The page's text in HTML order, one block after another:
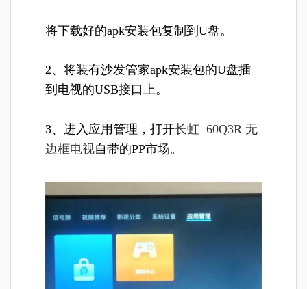
将下载好的apk安装包复制到U盘。
2、将装有沙发管家apk安装包的U盘插
到电视的USB接口上。
3、进入应用管理，打开长虹 60Q3R 无
边框电视自带的PP市场。